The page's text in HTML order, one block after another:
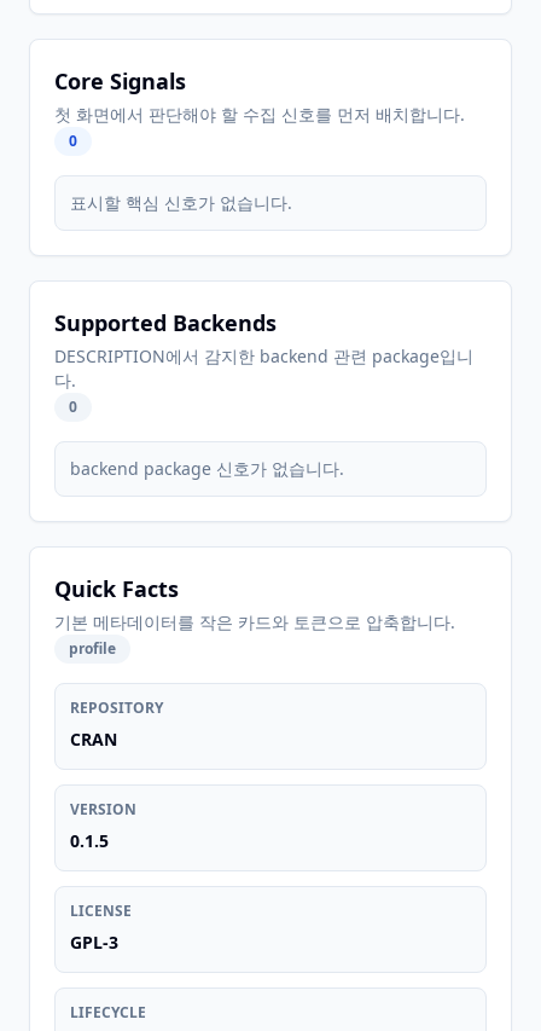
Core Signals
첫 화면에서 판단해야 할 수집 신호를 먼저 배치합니다.
0
표시할 핵심 신호가 없습니다.
Supported Backends
DESCRIPTION에서 감지한 backend 관련 package입니
다.
0
backend package 신호가 없습니다.
Quick Facts
기본 메타데이터를 작은 카드와 토큰으로 압축합니다.
profile
REPOSITORY
CRAN
VERSION
0.1.5
LICENSE
GPL-3
LIFECYCLE